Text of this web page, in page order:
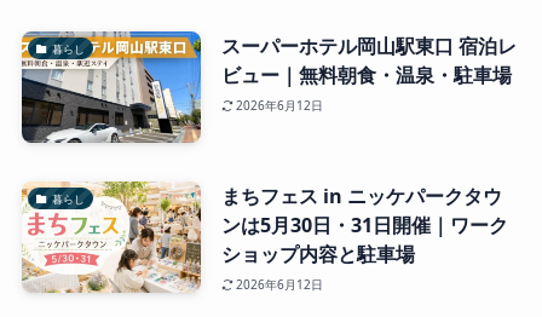
暮らし
スーパーホテル岡山駅東口 宿泊レ
ビュー｜無料朝食・温泉・駐車場
2026年6月12日
暮らし
まちフェス in ニッケパークタウ
ンは5月30日・31日開催｜ワーク
ショップ内容と駐車場
2026年6月12日